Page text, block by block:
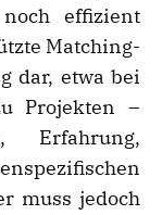
effizient
Matching-
dar, etwa bei
Projekten –
Erfahrung,
muss jedoch